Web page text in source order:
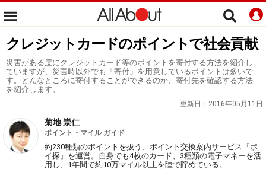
クレジットカードのポイントで社会貢献
災害がある度にクレジットカード等のポイントを寄付する方法を紹介し
ていますが、災害時以外でも「寄付」を用意しているポイントは多いで
す。どんなところに寄付することができるのか、寄付先を確認する方法
を紹介します。
更新日： 2016年05月11日
菊地 崇仁
ポイント・マイル ガイド
約230種類のポイントを扱う、ポイント交換案内サービス『ポ
イ探』を運営。自身でも4枚のカード、3種類の電子マネーを活
用し、1年間で約10万マイル以上を陸で貯めている。